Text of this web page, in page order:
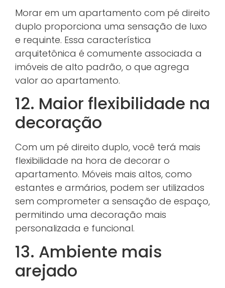
Morar em um apartamento com pé direito
duplo proporciona uma sensação de luxo
e requinte. Essa característica
arquitetônica é comumente associada a
imóveis de alto padrão, o que agrega
valor ao apartamento.
12. Maior flexibilidade na
decoração
Com um pé direito duplo, você terá mais
flexibilidade na hora de decorar o
apartamento. Móveis mais altos, como
estantes e armários, podem ser utilizados
sem comprometer a sensação de espaço,
permitindo uma decoração mais
personalizada e funcional.
13. Ambiente mais
arejado